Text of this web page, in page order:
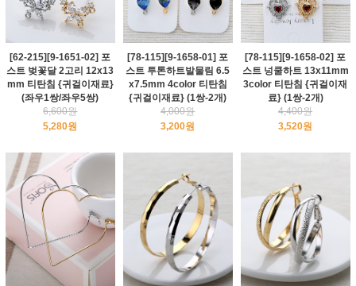
[62-215][9-1651-02] 포
스트 벚꽃달 2고리 12x13
mm 티탄침 {귀걸이재료}
(좌우1쌍/좌우5쌍)
6,600원
5,280원
[78-115][9-1658-01] 포
스트 투톤하트발물림 6.5
x7.5mm 4color 티탄침
{귀걸이재료} (1쌍-2개)
4,000원
3,200원
[78-115][9-1658-02] 포
스트 넝쿨하트 13x11mm
3color 티탄침 {귀걸이재
료} (1쌍-2개)
4,400원
3,520원